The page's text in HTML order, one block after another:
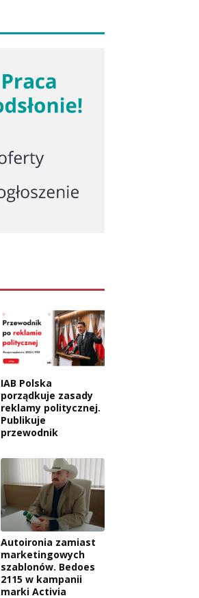
IAB Polska
porządkuje zasady
reklamy politycznej.
Publikuje
przewodnik
Autoironia zamiast
marketingowych
szablonów. Bedoes
2115 w kampanii
marki Activia